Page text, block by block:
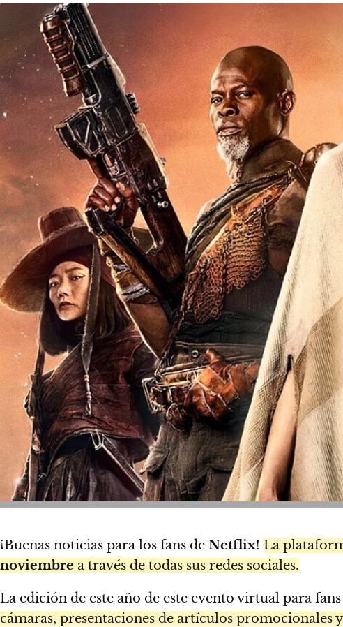
¡Buenas noticias para los fans de Netflix! La
noviembre a través de todas sus redes sociales.
La edición de este año de este evento virtual para fans
cámaras, presentaciones de artículos promocionales